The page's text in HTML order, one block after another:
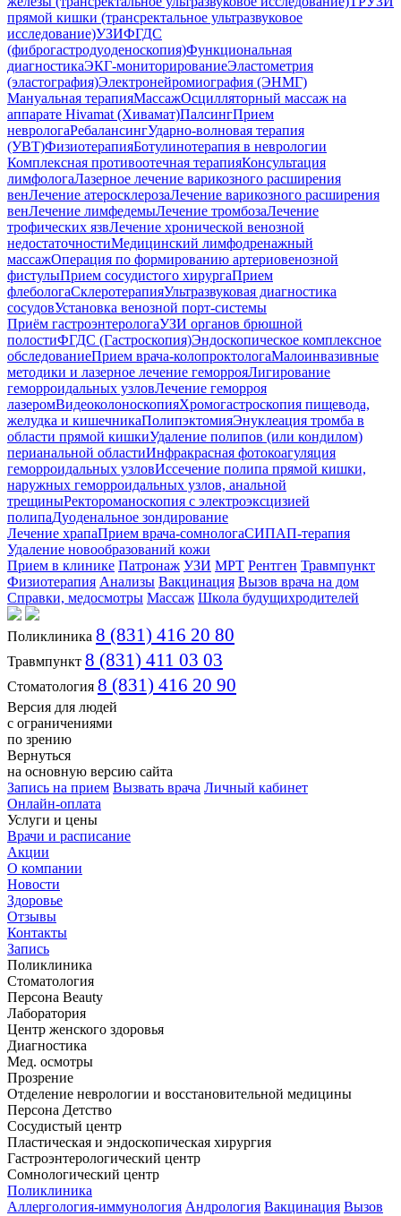
прямой кишки (трансректальное ультразвуковое
исследование)УЗИФГДС
(фиброгастродуоденоскопия)Функциональная
диагностикаЭКГ-мониторированиеЭластометрия
(эластография)Электронейромиография (ЭНМГ)
Мануальная терапияМассажОсцилляторный массаж на
аппарате Hivamat (Хивамат)ПалсингПрием
неврологаРебалансингУдарно-волновая терапия
(УВТ)ФизиотерапияБотулинотерапия в неврологии
Комплексная противоотечная терапияКонсультация
лимфологаЛазерное лечение варикозного расширения
венЛечение атеросклерозаЛечение варикозного расширения
венЛечение лимфедемыЛечение тромбозаЛечение
трофических язвЛечение хронической венозной
недостаточностиМедицинский лимфодренажный
массажОперация по формированию артериовенозной
фистулыПрием сосудистого хирургаПрием
флебологаСклеротерапияУльтразвуковая диагностика
сосудовУстановка венозной порт-системы
Приём гастроэнтерологаУЗИ органов брюшной
полостиФГДС (Гастроскопия)Эндоскопическое комплексное
обследованиеПрием врача-колопроктологаМалоинвазивные
методики и лазерное лечение геморрояЛигирование
геморроидальных узловЛечение геморроя
лазеромВидеоколоноскопияХромогастроскопия пищевода,
желудка и кишечникаПолипэктомияЭнуклеация тромба в
области прямой кишкиУдаление полипов (или кондилом)
перианальной областиИнфракрасная фотокоагуляция
геморроидальных узловИссечение полипа прямой кишки,
наружных геморроидальных узлов, анальной
трещиныРектороманоскопия с электроэксцизией
полипаДуоденальное зондирование
Лечение храпаПрием врача-сомнологаСИПАП-терапия
Удаление новообразований кожи
Прием в клинике Патронаж УЗИ МРТ Рентген Травмпункт
Физиотерапия Анализы Вакцинация Вызов врача на дом
Справки, медосмотры Массаж Школа будущихродителей
Поликлиника 8 (831) 416 20 80
Травмпункт 8 (831) 411 03 03
Стоматология 8 (831) 416 20 90
Версия для людей
с ограничениями
по зрению
Вернуться
на основную версию сайта
Запись на прием Вызвать врача Личный кабинет
Онлайн-оплата
Услуги и цены
Врачи и расписание
Акции
О компании
Новости
Здоровье
Отзывы
Контакты
Запись
Поликлиника
Стоматология
Персона Beauty
Лаборатория
Центр женского здоровья
Диагностика
Мед. осмотры
Прозрение
Отделение неврологии и восстановительной медицины
Персона Детство
Сосудистый центр
Пластическая и эндоскопическая хирургия
Гастроэнтерологический центр
Сомнологический центр
Поликлиника
Аллергология-иммунология Андрология Вакцинация Вызов